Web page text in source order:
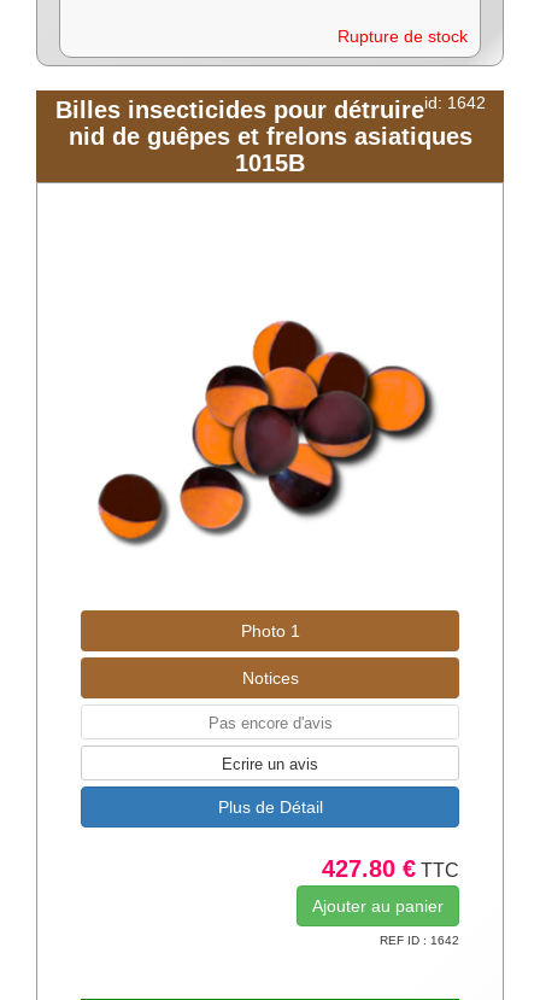
Rupture de stock
id: 1642
Billes insecticides pour détruire
nid de guêpes et frelons asiatiques
1015B
Photo 1
Notices
Pas encore d'avis
Ecrire un avis
Plus de Détail
427.80 € TTC
REF ID : 1642